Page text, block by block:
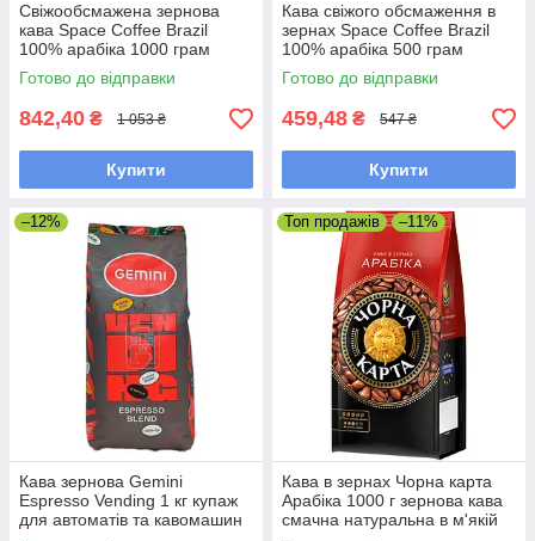
Свіжообсмажена зернова
кава Space Coffee Brazil
100% арабіка 1000 грам
Готово до відправки
842,40 ₴ 1 053 ₴
Купити
Кава свіжого обсмаження в
зернах Space Coffee Brazil
100% арабіка 500 грам
Готово до відправки
459,48 ₴ 547 ₴
Купити
–12%
Кава зернова Gemini
Espresso Vending 1 кг купаж
для автоматів та кавомашин
Топ продажів –11%
Кава в зернах Чорна карта
Арабіка 1000 г зернова кава
смачна натуральна в м'якій